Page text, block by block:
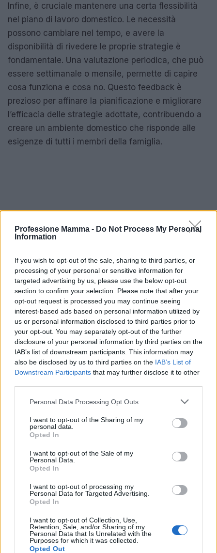
Professione Mamma - Do Not Process My Personal
Information
If you wish to opt-out of the sale, sharing to third parties, or
processing of your personal or sensitive information for
targeted advertising by us, please use the below opt-out
section to confirm your selection. Please note that after your
opt-out request is processed you may continue seeing
interest-based ads based on personal information utilized by
us or personal information disclosed to third parties prior to
your opt-out. You may separately opt-out of the further
disclosure of your personal information by third parties on the
IAB’s list of downstream participants. This information may
also be disclosed by us to third parties on the IAB’s List of
Downstream Participants that may further disclose it to other
Please note that this website/app uses one or more Google
not limited to your visit or usage behaviour. You may click to
grant or deny consent to Google and its third-party tags to
use your data for below specified purposes in below Google
consent section.
Personal Data Processing Opt Outs
I want to opt-out of the Sharing of my
personal data.
Opted In
I want to opt-out of the Sale of my
Personal Data.
Opted In
I want to opt-out of processing my
Personal Data for Targeted Advertising.
Opted In
I want to opt-out of Collection, Use,
Retention, Sale, and/or Sharing of my
Personal Data that Is Unrelated with the
Purposes for which it was collected.
Opted Out
Infine, è cruciale mantenere una certa flessibilità
nel piano di lavoro domestico. Le necessità
possono cambiare nel tempo, e avere la
disponibilità di rivedere le proprie strategie è
fondamentale. Una valutazione periodica, che può
essere settimanale o mensile, permette di capire
cosa funziona e cosa no. Questo feedback è
prezioso per affinare la pianificazione e migliorare
l’efficacia delle strategie adottate, contribuendo a
creare un ambiente domestico che risponde alle
esigenze di tutti i membri della famiglia.
AUTORE
AiAdhubMedia